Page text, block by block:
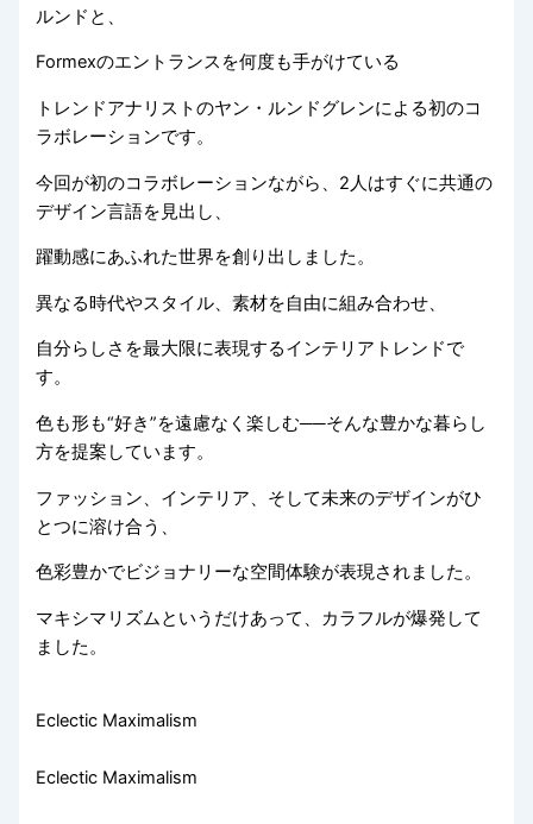
ルンドと、
Formexのエントランスを何度も手がけている
トレンドアナリストのヤン・ルンドグレンによる初のコ
ラボレーションです。
今回が初のコラボレーションながら、2人はすぐに共通の
デザイン言語を見出し、
躍動感にあふれた世界を創り出しました。
異なる時代やスタイル、素材を自由に組み合わせ、
自分らしさを最大限に表現するインテリアトレンドで
す。
色も形も“好き”を遠慮なく楽しむ──そんな豊かな暮らし
方を提案しています。
ファッション、インテリア、そして未来のデザインがひ
とつに溶け合う、
色彩豊かでビジョナリーな空間体験が表現されました。
マキシマリズムというだけあって、カラフルが爆発して
ました。
Eclectic Maximalism
Eclectic Maximalism